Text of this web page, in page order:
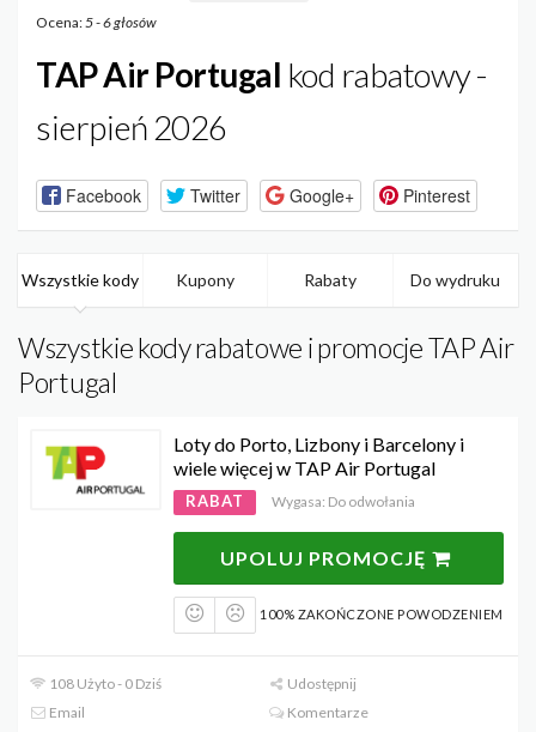
Ocena:5-6głosów
TAP Air Portugal kod rabatowy -
sierpień 2026
Facebook Twitter Google+ Pinterest
Wszystkie kody Kupony Rabaty Do wydruku
Wszystkie kody rabatowe i promocje TAP Air
Portugal
Loty do Porto, Lizbony i Barcelony i
wiele więcej w TAP Air Portugal
RABAT Wygasa: Do odwołania
UPOLUJ PROMOCJĘ
100% ZAKOŃCZONE POWODZENIEM
108 Użyto - 0 Dziś
Udostępnij
Email
Komentarze